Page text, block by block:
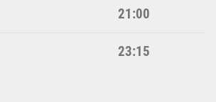
21:00
23:15